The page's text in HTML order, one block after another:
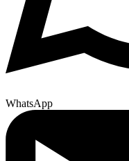
WhatsApp